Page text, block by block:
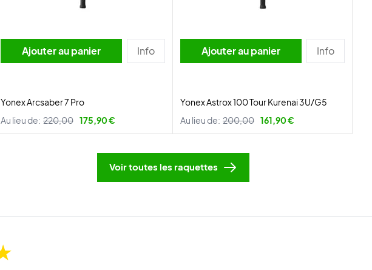
Ajouter au panier Info
Yonex Arcsaber 7 Pro
Au lieu de: 220,00 175,90 €
Ajouter au panier Info
Yonex Astrox 100 Tour Kurenai 3U/G5
Au lieu de: 200,00 161,90 €
Voir toutes les raquettes